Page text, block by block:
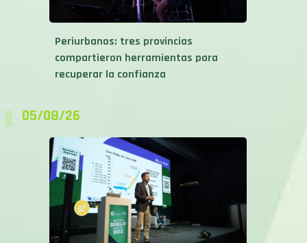
Periurbanos: tres provincias
compartieron herramientas para
recuperar la confianza
05/08/26